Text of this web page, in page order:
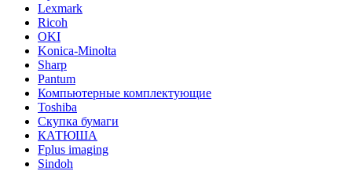
Lexmark
Ricoh
OKI
Konica-Minolta
Sharp
Pantum
Компьютерные комплектующие
Toshiba
Скупка бумаги
КАТЮША
Fplus imaging
Sindoh